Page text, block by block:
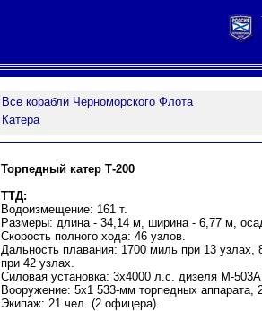
Все корабли Черноморского Флота
Катера
Торпедный катер Т-200
ТТД:
Водоизмещение: 161 т.
Размеры: длина - 34,14 м, ширина - 6,77 м,
Скорость полного хода: 46 узлов.
Дальность плавания: 1700 миль при 13
при 42 узлах.
Силовая установка: 3х4000 л.с. дизеля М-
Вооружение: 5х1 533-мм торпедных аппарата,
Экипаж: 21 чел. (2 офицера).